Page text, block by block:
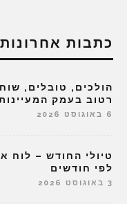
כתבות
הולכים, טובלים,
רטוב בעמק
6 באוגוסט 2026
טיולי החודש – לוח
לפי חודשים
3 באוגוסט 2026